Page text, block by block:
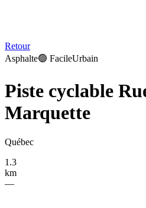
Retour
Asphalte🟢 FacileUrbain
Piste cyclable
Marquette
Québec
1.3
km
—